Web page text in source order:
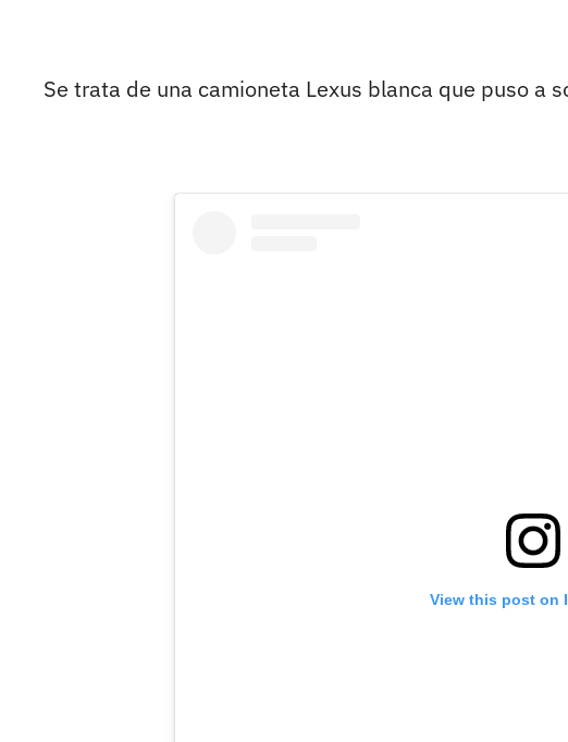
Se trata de una camioneta Lexus blanca que puso a
View this post on